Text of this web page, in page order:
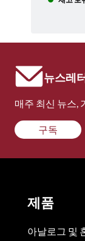
뉴스레
매주 최신 뉴스,
구독
제품
아날로그 및